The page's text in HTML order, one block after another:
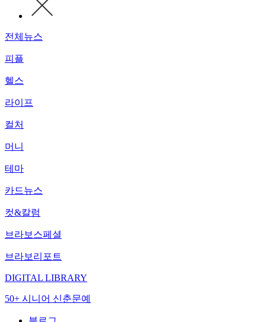
전체뉴스
피플
헬스
라이프
컬처
머니
테마
카드뉴스
컷&칼럼
브라보스페셜
브라보리포트
DIGITAL LIBRARY
50+ 시니어 신춘문예